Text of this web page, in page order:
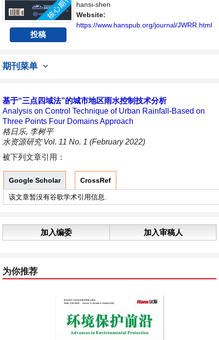
投稿
应用成果以及水文水资源研究新的发展方向和
具有前瞻性的水战略性问题，为广大水文水资
源研究者及相关技术人员提供一个免...
hansi-shen
Website:
https://www.hanspub.org/journal/JWRR.html
期刊菜单
基于“三点四域法”的城市地区雨水控制技术分析
Analysis on Control Technique of Urban Rainfall-Based on
Three Points Four Domains Approach
格日乐, 李树平
水资源研究 Vol. 11 No. 1 (February 2022)
被下列文章引用：
Google Scholar CrossRef
该文章暂没有谷歌学术引用信息.
加入编委 加入审稿人
为你推荐